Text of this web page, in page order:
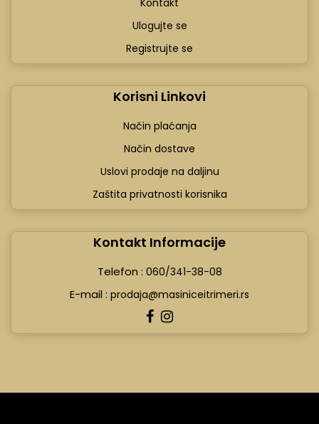
Kontakt
Ulogujte se
Registrujte se
Korisni Linkovi
Način plaćanja
Način dostave
Uslovi prodaje na daljinu
Zaštita privatnosti korisnika
Kontakt Informacije
Telefon : 060/341-38-08
E-mail : prodaja@masiniceitrimeri.rs